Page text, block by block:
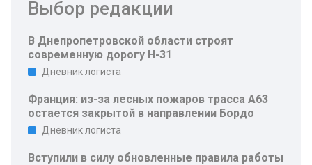
Выбор редакции
В Днепропетровской области строят
современную дорогу Н-31
Дневник логиста
Франция: из-за лесных пожаров трасса A63
остается закрытой в направлении Бордо
Дневник логиста
Вступили в силу обновленные правила работы